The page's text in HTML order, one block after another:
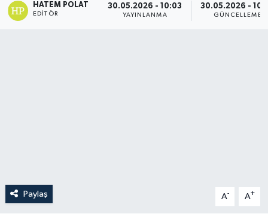
HATEM POLAT
EDITÖR
30.05.2026 - 10:03
YAYINLANMA
30.05.2026 -
GÜNCELLEME
Paylaş A- A+